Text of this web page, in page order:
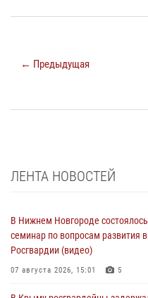
← Предыдущая
ЛЕНТА НОВОСТЕЙ
В Нижнем Новгороде
семинар по вопросам развития
Росгвардии (видео)
07 августа 2026, 15:01 5